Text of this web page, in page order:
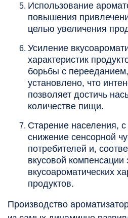
Использование
повышения
целью увеличения
Усиление
характеристик
борьбы с
установлено, что
позволяет достичь
количестве пищи.
Старение населения,
снижение сенсорной
потребителей и,
вкусовой компенсации
вкусоароматических
продуктов.
Производство